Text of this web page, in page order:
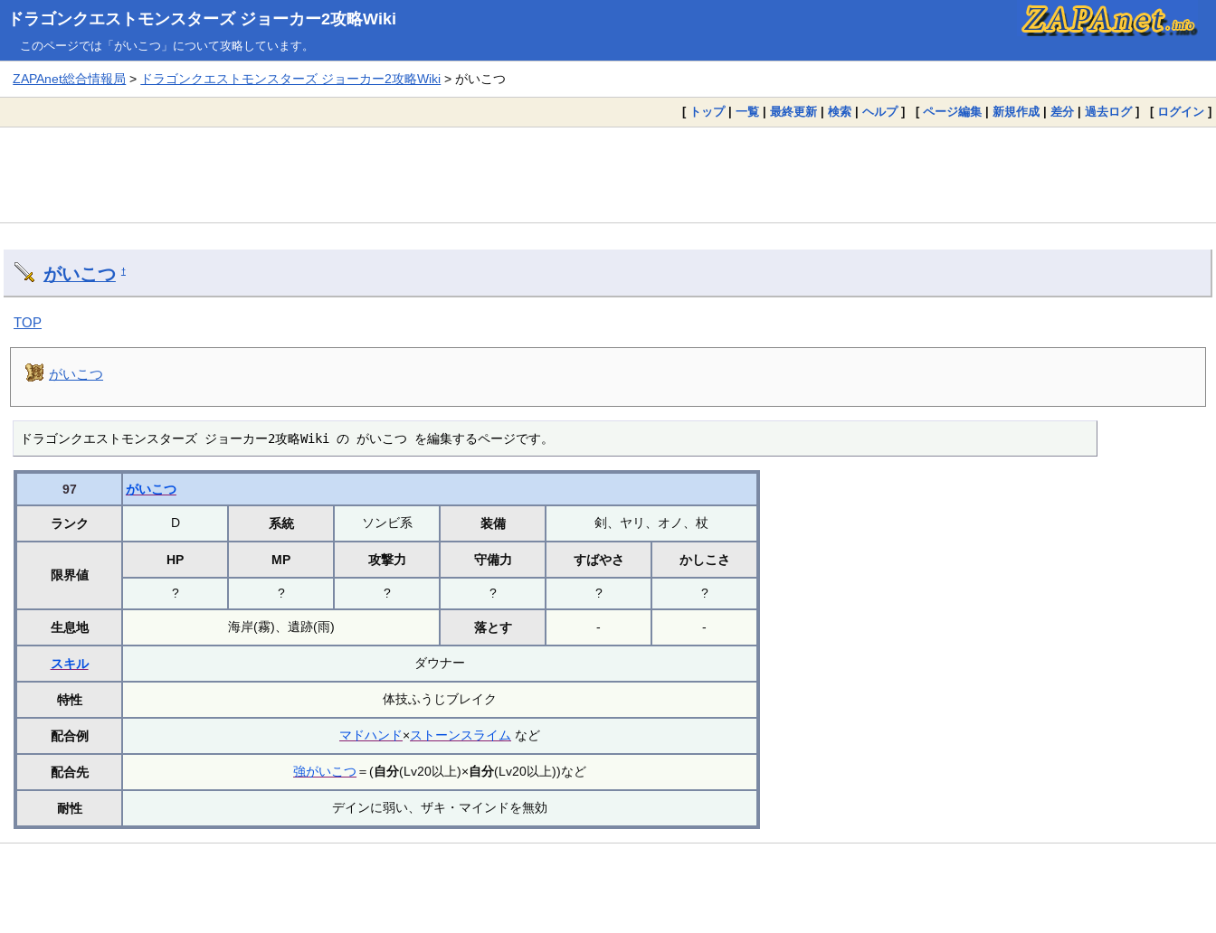
ドラゴンクエストモンスターズ ジョーカー2攻略Wiki
このページでは「がいこつ」について攻略しています。
ZAPAnet総合情報局 > ドラゴンクエストモンスターズ ジョーカー2攻略Wiki > がいこつ
[ トップ| 一覧 | 最終更新 | 検索 | ヘルプ] [ ページ編集 | 新規作成 | 差分 | 過去ログ] [ ログイン ]
がいこつ †
TOP
がいこつ
ドラゴンクエストモンスターズ ジョーカー2攻略Wiki の がいこつ を編集するページです。
97 がいこつ
ランク D 系統 ソンビ系 装備 剣、ヤリ、オノ、杖
限界値
HP MP 攻撃力 守備力 すばやさ かしこさ
? ? ? ? ? ?
生息地 海岸(霧)、遺跡(雨) 落とす - -
スキル ダウナー
特性 体技ふうじブレイク
配合例 マドハンド×ストーンスライム など
配合先 強がいこつ ＝(自分(Lv20以上)×自分(Lv20以上))など
耐性 デインに弱い、ザキ・マインドを無効